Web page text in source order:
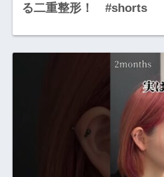
る二重整形！ #shorts